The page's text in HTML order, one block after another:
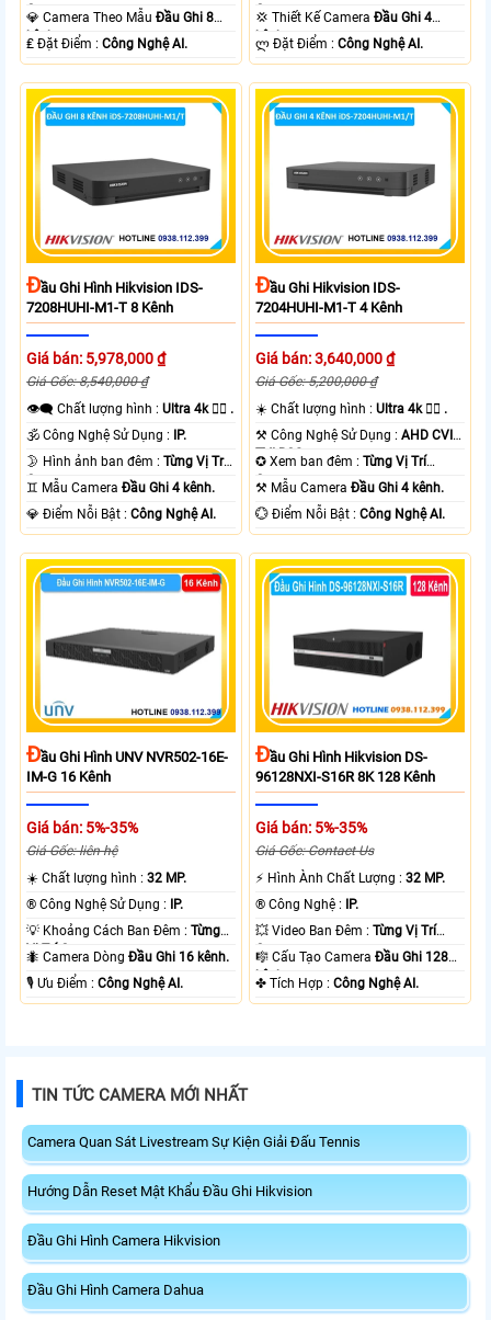
Camera .
💎 Camera Theo MẫuĐầu Ghi 8
kênh.
️₤ Đặt Điểm :Công Nghệ AI.
Camera .
💢 Thiết Kế CameraĐầu Ghi 4
kênh.
️ლ Đặt Điểm :Công Nghệ AI.
ĐẦu Ghi Hình Hikvision IDS-
7208HUHI-M1-T 8 Kênh
Giá bán: 5,978,000 ₫
Giá Gốc: 8,540,000 ₫
👁️‍🗨 Chất lượng hình :Ultra 4k 👍🏾 .
🕉️ Công Nghệ Sử Dụng : IP.
🌛 Hình ảnh ban đêm :Từng Vị Trí
Camera .
♊ Mẫu CameraĐầu Ghi 4 kênh.
️💎 Điểm Nỗi Bật :Công Nghệ AI.
ĐẦu Ghi Hikvision IDS-
7204HUHI-M1-T 4 Kênh
Giá bán: 3,640,000 ₫
Giá Gốc: 5,200,000 ₫
☀️ Chất lượng hình :Ultra 4k 👍🏾 .
⚒ Công Nghệ Sử Dụng :AHD CVI
TVI BCS.
✪ Xem ban đêm :Từng Vị Trí
Camera .
⚒ Mẫu CameraĐầu Ghi 4 kênh.
️💮 Điểm Nỗi Bật :Công Nghệ AI.
ĐẦu Ghi Hình UNV NVR502-16E-
IM-G 16 Kênh
Giá bán: 5%-35%
Giá Gốc: liên hệ
☀️ Chất lượng hình :32 MP.
®️ Công Nghệ Sử Dụng :
IP.
💡 Khoảng Cách Ban Đêm :Từng
Vị Trí Camera .
🐜 Camera DòngĐầu Ghi 16 kênh.
️🎙 Ưu Điểm :Công Nghệ AI.
ĐẦu Ghi Hình Hikvision DS-
96128NXI-S16R 8K 128 Kênh
Giá bán: 5%-35%
Giá Gốc: Contact Us
️⚡ Hình Ành Chất Lượng :32 MP.
®️ Công Nghệ :
IP.
💥 Video Ban Đêm :Từng Vị Trí
Camera .
🎼️ Cấu Tạo CameraĐầu Ghi 128
kênh.
️✤ Tích Hợp :Công Nghệ AI.
TIN TỨC CAMERA MỚI NHẤT
Camera Quan Sát Livestream Sự Kiện Giải Đấu Tennis
Hướng Dẫn Reset Mật Khẩu Đầu Ghi Hikvision
Đầu Ghi Hình Camera Hikvision
Đầu Ghi Hình Camera Dahua